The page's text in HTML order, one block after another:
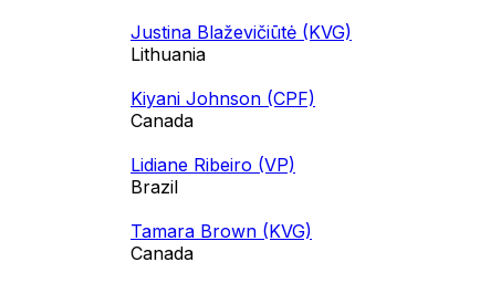
Justina Blaževičiūtė (KVG)
Lithuania
Kiyani Johnson (CPF)
Canada
Lidiane Ribeiro (VP)
Brazil
Tamara Brown (KVG)
Canada